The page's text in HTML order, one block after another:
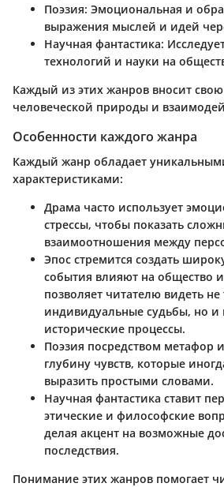
Поэзия: Эмоциональная и
выражения мыслей и идей
Научная фантастика:
технологий и науки на
Каждый из этих жанров вносит
человеческой природы и
Особенности каждого жанра
Каждый жанр обладает
характеристиками:
Драма часто использует
стрессы, чтобы показать
взаимоотношения между
Эпос стремится создать
события влияют на общество и
позволяет читателю видеть не
индивидуальные судьбы, но и
исторические процессы.
Поэзия посредством метафор
глубину чувств, которые
выразить простыми словами.
Научная фантастика ставит
этические и философские
делая акцент на возможные
последствия.
Понимание этих жанров помогает